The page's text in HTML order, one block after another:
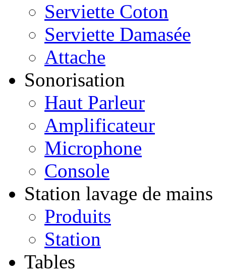
Serviette Coton
Serviette Damasée
Attache
Sonorisation
Haut Parleur
Amplificateur
Microphone
Console
Station lavage de mains
Produits
Station
Tables